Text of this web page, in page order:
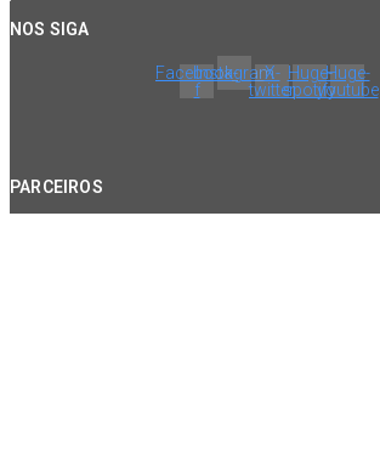
NOS SIGA
Facebook-
f
InstagramX-
twitter
Huge-
spotify
Huge-
youtube
PARCEIROS